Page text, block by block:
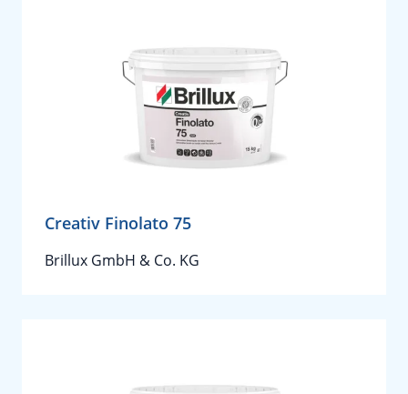
Creativ Finolato 75
Brillux GmbH & Co. KG